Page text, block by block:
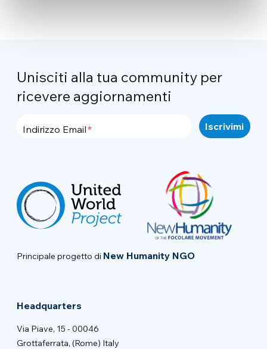
Unisciti alla tua community per
ricevere aggiornamenti
Indirizzo Email
Principale progetto di New Humanity NGO
Headquarters
Via Piave, 15 - 00046
Grottaferrata, (Rome) Italy